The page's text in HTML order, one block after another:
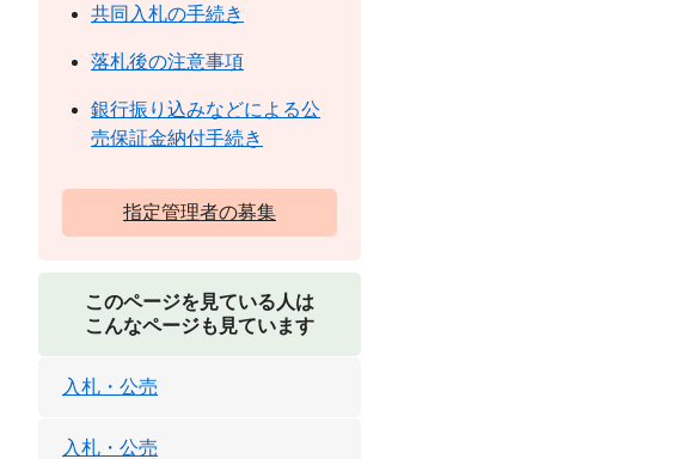
共同入札の手続き
落札後の注意事項
銀行振り込みなどによる公
売保証金納付手続き
指定管理者の募集
このページを見ている人は
こんなページも見ています
入札・公売
入札・公売